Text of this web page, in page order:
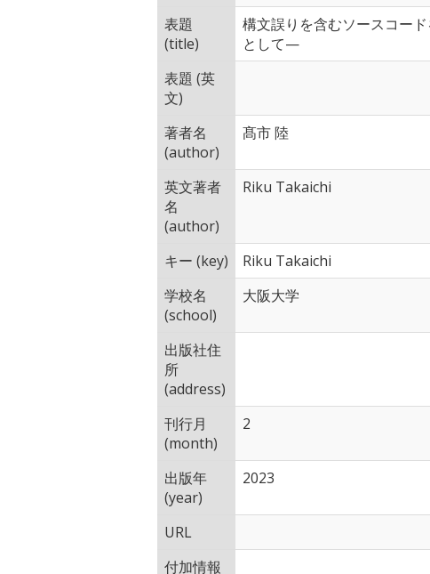
表題
(title)
構文誤りを含むソースコー
として—
表題 (英
文)
著者名
(author)
髙市 陸
英文著者
名
(author)
Riku Takaichi
キー (key)
Riku Takaichi
学校名
(school)
大阪大学
出版社住
所
(address)
刊行月
(month)
2
出版年
(year)
2023
URL
付加情報